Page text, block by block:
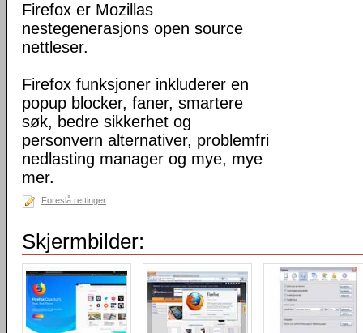
Firefox er Mozillas
nestegenerasjons open source
nettleser.
Firefox funksjoner inkluderer en
popup blocker, faner, smartere
søk, bedre sikkerhet og
personvern alternativer, problemfri
nedlasting manager og mye, mye
mer.
Foreslå rettinger
Skjermbilder: